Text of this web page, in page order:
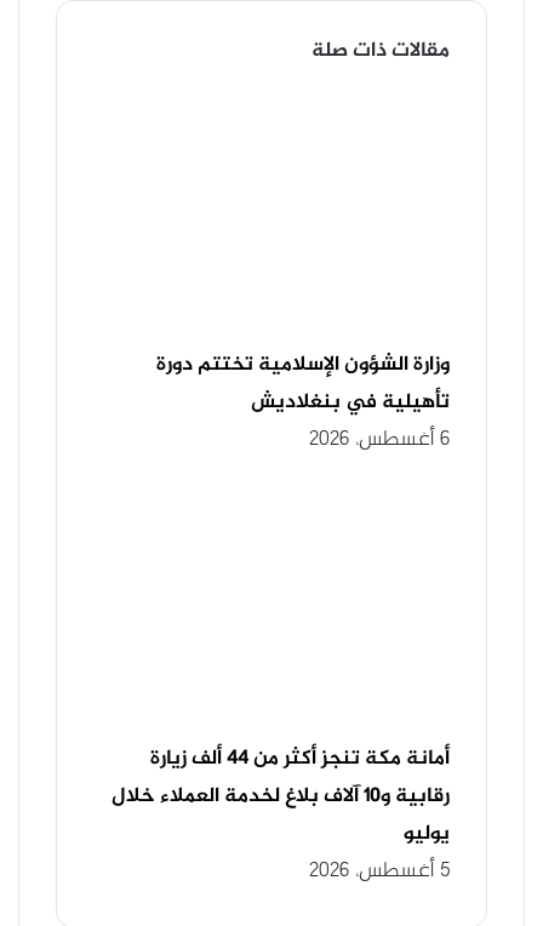
مقالات ذات صلة
وزارة الشؤون الإسلامية تختتم دورة
تأهيلية في بنغلاديش
6 أغسطس، 2026
أمانة مكة تنجز أكثر من ٤٤ ألف زيارة
رقابية و١٠ آلاف بلاغ لخدمة العملاء خلال
يوليو
5 أغسطس، 2026